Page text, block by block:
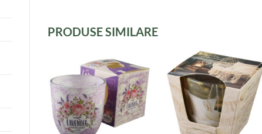
PRODUSE SIMILARE